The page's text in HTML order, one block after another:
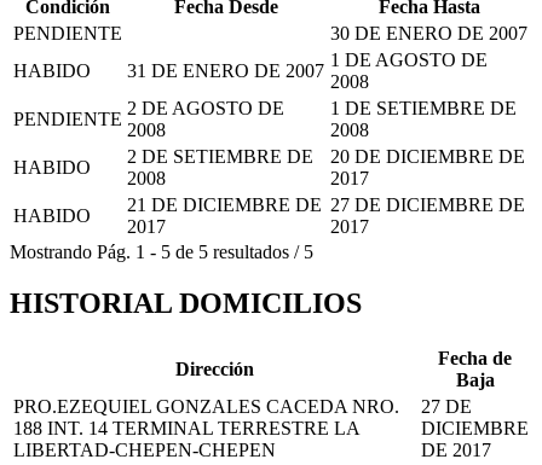
Condición Fecha Desde
Fecha Hasta
PENDIENTE
30 DE ENERO DE 2007
HABIDO
31 DE ENERO DE 2007
1 DE AGOSTO DE
2008
PENDIENTE
2 DE AGOSTO DE
2008
1 DE SETIEMBRE DE
2008
HABIDO
2 DE SETIEMBRE DE
2008
20 DE DICIEMBRE DE
2017
HABIDO
21 DE DICIEMBRE DE
2017
27 DE DICIEMBRE DE
2017
Mostrando Pág. 1 - 5 de 5 resultados / 5
HISTORIAL DOMICILIOS
Dirección
Fecha de
Baja
PRO.EZEQUIEL GONZALES CACEDA NRO.
188 INT. 14 TERMINAL TERRESTRE LA
LIBERTAD-CHEPEN-CHEPEN
27 DE
DICIEMBRE
DE 2017